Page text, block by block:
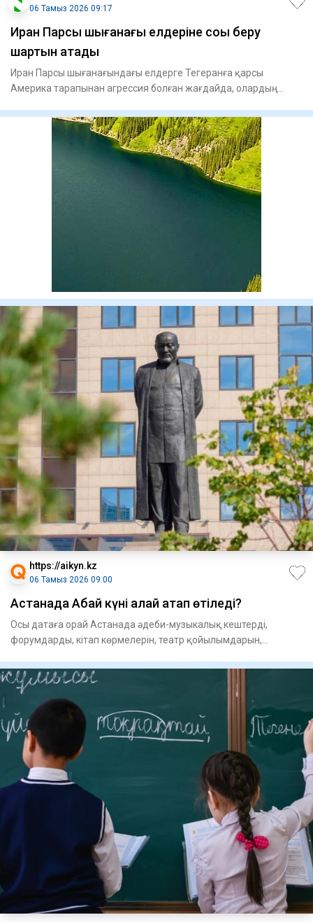
06 Тамыз 2026 09:17
Иран Парсы шығанағы елдеріне соққы беру
шартын атады
Иран Парсы шығанағындағы елдерге Тегеранға қарсы
Америка тарапынан агрессия болған жағдайда, олардың
https://aikyn.kz
06 Тамыз 2026 09:00
Астанада Абай күні қалай атап өтіледі?
Осы датаға орай Астанада әдеби-музыкалық кештерді,
форумдарды, кітап көрмелерін, театр қойылымдарын,